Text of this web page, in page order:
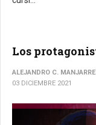
Los
ALEJANDRO C.
03 DICIEMBRE 2021